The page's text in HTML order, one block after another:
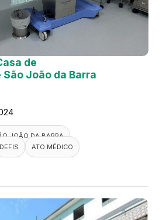
de
João da Barra
JOÃO DA BARRA
DEFIS
ATO MÉDICO